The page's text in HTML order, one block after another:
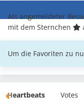
Als angemeldeter
mit dem Sternchen
Um die Favoriten zu
Heartbeats Votes